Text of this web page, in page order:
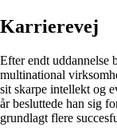
Karrierevej
Efter endt uddannelse
multinational
sit skarpe intellekt og
år besluttede han sig
grundlagt flere